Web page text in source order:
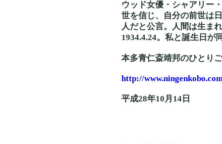
ウッド女優・シャアリー
世を信じ、自分の前世は
人だと公言。人間は生ま
1934.4.24。私と誕生日が
本多青仁斎靖邦のひとり
http://
平成28年10月14日